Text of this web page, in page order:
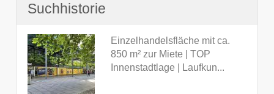
Suchhistorie
Einzelhandelsfläche mit ca.
850 m² zur Miete | TOP
Innenstadtlage | Laufkun...